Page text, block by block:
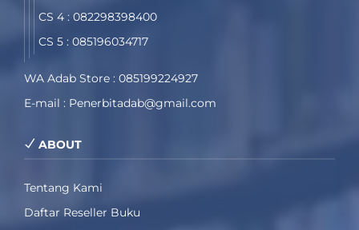
CS 4 : 082298398400
CS 5 : 085196034717
WA Adab Store : 085199224927
E-mail : Penerbitadab@gmail.com
ABOUT
Tentang Kami
Daftar Reseller Buku